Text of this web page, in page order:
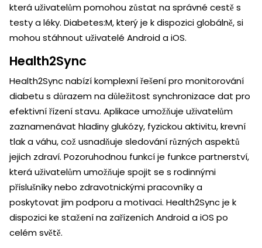
která uživatelům pomohou zůstat na správné cestě s
testy a léky. Diabetes:M, který je k dispozici globálně, si
mohou stáhnout uživatelé Android a iOS.
Health2Sync
Health2Sync nabízí komplexní řešení pro monitorování
diabetu s důrazem na důležitost synchronizace dat pro
efektivní řízení stavu. Aplikace umožňuje uživatelům
zaznamenávat hladiny glukózy, fyzickou aktivitu, krevní
tlak a váhu, což usnadňuje sledování různých aspektů
jejich zdraví. Pozoruhodnou funkcí je funkce partnerství,
která uživatelům umožňuje spojit se s rodinnými
příslušníky nebo zdravotnickými pracovníky a
poskytovat jim podporu a motivaci. Health2Sync je k
dispozici ke stažení na zařízeních Android a iOS po
celém světě.